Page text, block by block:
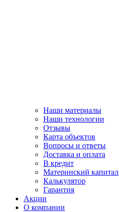
Наши материалы
Наши технологии
Отзывы
Карта объектов
Вопросы и ответы
Доставка и оплата
В кредит
Материнский капитал
Калькулятор
Гарантия
Акции
О компании